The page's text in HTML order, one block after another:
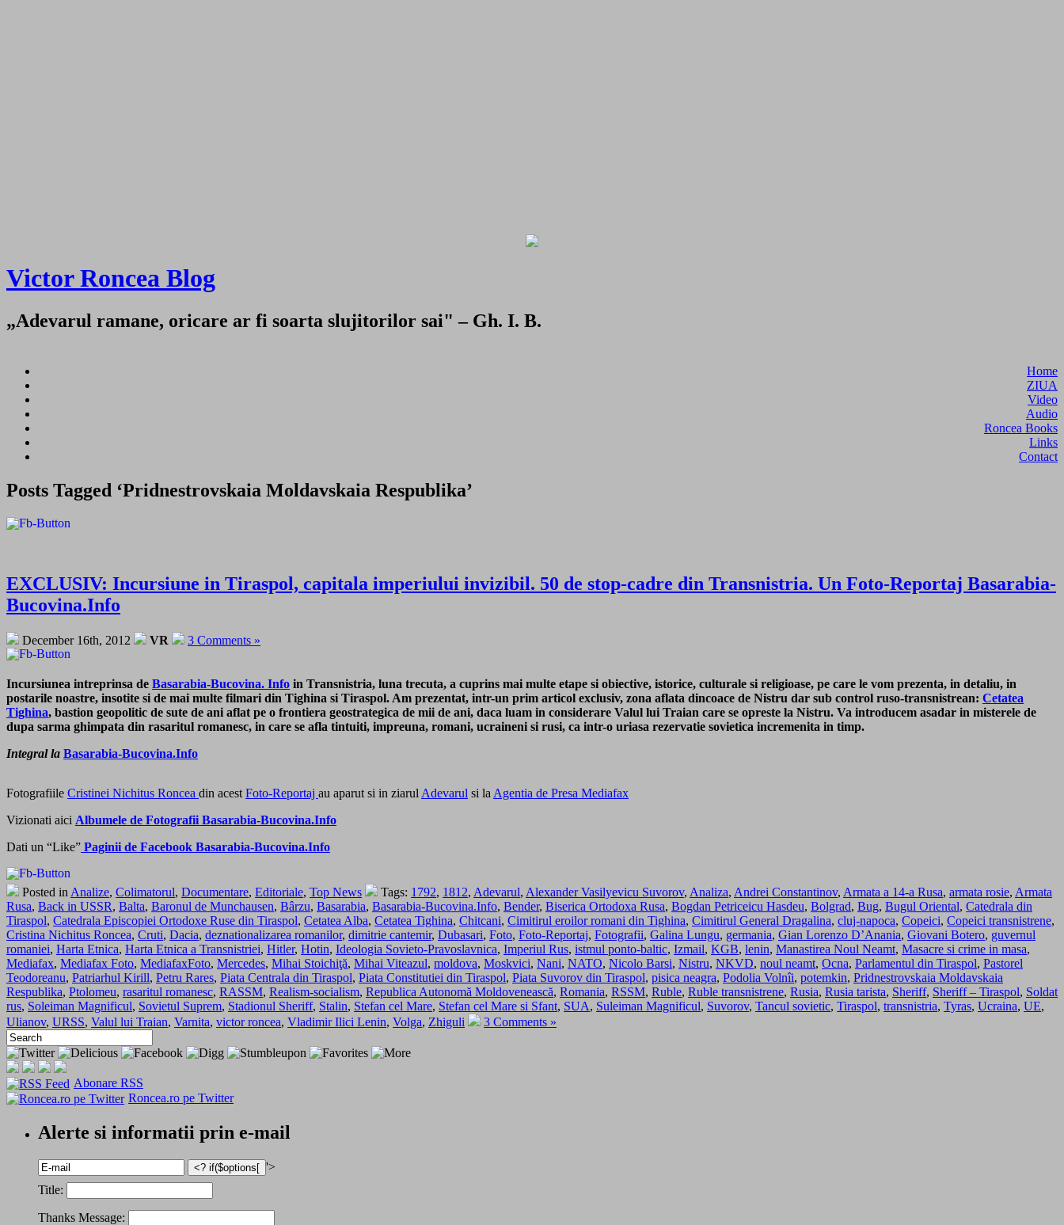
Victor Roncea Blog
„Adevarul ramane, oricare ar fi soarta slujitorilor sai" – Gh. I. B.
Home
ZIUA
Video
Audio
Roncea Books
Links
Contact
Posts Tagged ‘Pridnestrovskaia Moldavskaia Respublika’
EXCLUSIV: Incursiune in Tiraspol, capitala imperiului invizibil. 50 de stop-cadre din Transnistria. Un Foto-Reportaj Basarabia-
Bucovina.Info
December 16th, 2012 VR 3 Comments »
Incursiunea intreprinsa de Basarabia-Bucovina. Info in Transnistria, luna trecuta, a cuprins mai multe etape si obiective, istorice, culturale si religioase, pe care le vom prezenta, in detaliu, in
postarile noastre, insotite si de mai multe filmari din Tighina si Tiraspol. Am prezentat, intr-un prim articol exclusiv, zona aflata dincoace de Nistru dar sub control ruso-transnistrean: Cetatea
Tighina, bastion geopolitic de sute de ani aflat pe o frontiera geostrategica de mii de ani, daca luam in considerare Valul lui Traian care se opreste la Nistru. Va introducem asadar in misterele de
dupa sarma ghimpata din rasaritul romanesc, in care se afla tintuiti, impreuna, romani, ucraineni si rusi, ca intr-o uriasa rezervatie sovietica incremenita in timp.
Integral la Basarabia-Bucovina.Info
Fotografiile Cristinei Nichitus Roncea din acest Foto-Reportaj au aparut si in ziarul Adevarul si la Agentia de Presa Mediafax
Vizionati aici Albumele de Fotografii Basarabia-Bucovina.Info
Dati un “Like” Paginii de Facebook Basarabia-Bucovina.Info
Posted in Analize, Colimatorul, Documentare, Editoriale, Top News Tags: 1792, 1812, Adevarul, Alexander Vasilyevicu Suvorov, Analiza, Andrei Constantinov, Armata a 14-a Rusa, armata rosie, Armata
Rusa, Back in USSR, Balta, Baronul de Munchausen, Bârzu, Basarabia, Basarabia-Bucovina.Info, Bender, Biserica Ortodoxa Rusa, Bogdan Petriceicu Hasdeu, Bolgrad, Bug, Bugul Oriental, Catedrala din
Tiraspol, Catedrala Episcopiei Ortodoxe Ruse din Tiraspol, Cetatea Alba, Cetatea Tighina, Chitcani, Cimitirul eroilor romani din Tighina, Cimitirul General Dragalina, cluj-napoca, Copeici, Copeici transnistrene,
Cristina Nichitus Roncea, Cruti, Dacia, deznationalizarea romanilor, dimitrie cantemir, Dubasari, Foto, Foto-Reportaj, Fotografii, Galina Lungu, germania, Gian Lorenzo D’Anania, Giovani Botero, guvernul
romaniei, Harta Etnica, Harta Etnica a Transnistriei, Hitler, Hotin, Ideologia Sovieto-Pravoslavnica, Imperiul Rus, istmul ponto-baltic, Izmail, KGB, lenin, Manastirea Noul Neamt, Masacre si crime in masa,
Mediafax, Mediafax Foto, MediafaxFoto, Mercedes, Mihai Stoichiţă, Mihai Viteazul, moldova, Moskvici, Nani, NATO, Nicolo Barsi, Nistru, NKVD, noul neamt, Ocna, Parlamentul din Tiraspol, Pastorel
Teodoreanu, Patriarhul Kirill, Petru Rares, Piata Centrala din Tiraspol, Piata Constitutiei din Tiraspol, Piata Suvorov din Tiraspol, pisica neagra, Podolia Volnîi, potemkin, Pridnestrovskaia Moldavskaia
Respublika, Ptolomeu, rasaritul romanesc, RASSM, Realism-socialism, Republica Autonomă Moldovenească, Romania, RSSM, Ruble, Ruble transnistrene, Rusia, Rusia tarista, Sheriff, Sheriff – Tiraspol, Soldat
rus, Soleiman Magnificul, Sovietul Suprem, Stadionul Sheriff, Stalin, Stefan cel Mare, Stefan cel Mare si Sfant, SUA, Suleiman Magnificul, Suvorov, Tancul sovietic, Tiraspol, transnistria, Tyras, Ucraina, UE,
Ulianov, URSS, Valul lui Traian, Varnita, victor roncea, Vladimir Ilici Lenin, Volga, Zhiguli 3 Comments »
Abonare RSS
Roncea.ro pe Twitter
Alerte si informatii prin e-mail
'>
Title:
Thanks Message: